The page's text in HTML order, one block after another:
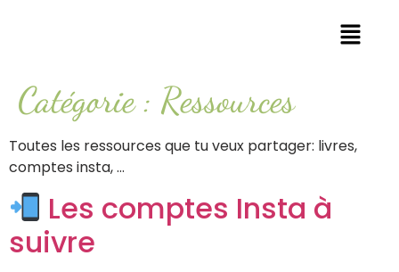
Catégorie : Ressources
Toutes les ressources que tu veux partager: livres,
comptes insta, …
Les comptes Insta à
suivre